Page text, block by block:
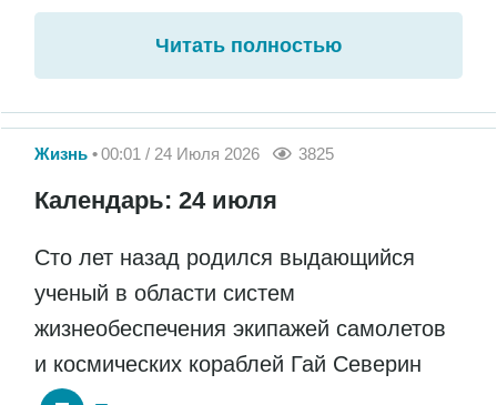
Читать полностью
Жизнь 00:01 / 24 Июля 2026 3825
Календарь: 24 июля
Сто лет назад родился выдающийся
ученый в области систем
жизнеобеспечения экипажей самолетов
и космических кораблей Гай Северин